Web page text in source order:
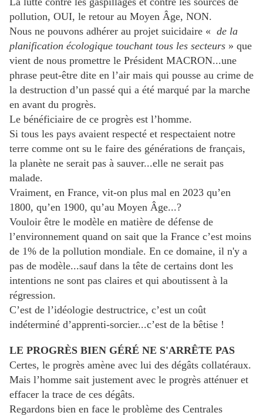
pollution, OUI, le retour au Moyen Âge, NON.
Nous ne pouvons adhérer au projet suicidaire « de la
planification écologique touchant tous les secteurs » que
vient de nous promettre le Président MACRON...une
phrase peut-être dite en l’air mais qui pousse au crime de
la destruction d’un passé qui a été marqué par la marche
en avant du progrès.
Le bénéficiaire de ce progrès est l’homme.
Si tous les pays avaient respecté et respectaient notre
terre comme ont su le faire des générations de français,
la planète ne serait pas à sauver...elle ne serait pas
malade.
Vraiment, en France, vit-on plus mal en 2023 qu’en
1800, qu’en 1900, qu’au Moyen Âge...?
Vouloir être le modèle en matière de défense de
l’environnement quand on sait que la France c’est moins
de 1% de la pollution mondiale. En ce domaine, il n'y a
pas de modèle...sauf dans la tête de certains dont les
intentions ne sont pas claires et qui aboutissent à la
régression.
C’est de l’idéologie destructrice, c’est un coût
indéterminé d’apprenti-sorcier...c’est de la bêtise !
LE PROGRÈS BIEN GÉRÉ NE S'ARRÊTE PAS
Certes, le progrès amène avec lui des dégâts collatéraux.
Mais l’homme sait justement avec le progrès atténuer et
effacer la trace de ces dégâts.
Regardons bien en face le problème des Centrales